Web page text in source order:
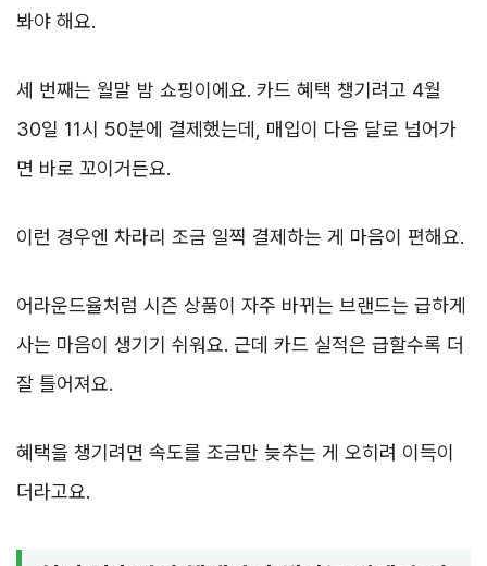
봐야 해요.
세 번째는 월말 밤 쇼핑이에요. 카드 혜택 챙기려고 4월
30일 11시 50분에 결제했는데, 매입이 다음 달로 넘어가
면 바로 꼬이거든요.
이런 경우엔 차라리 조금 일찍 결제하는 게 마음이 편해요.
어라운드율처럼 시즌 상품이 자주 바뀌는 브랜드는 급하게
사는 마음이 생기기 쉬워요. 근데 카드 실적은 급할수록 더
잘 틀어져요.
혜택을 챙기려면 속도를 조금만 늦추는 게 오히려 이득이
더라고요.